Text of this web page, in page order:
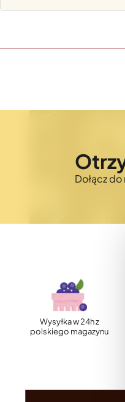
Dołącz
Wysyłka w 24h z
polskiego magazynu